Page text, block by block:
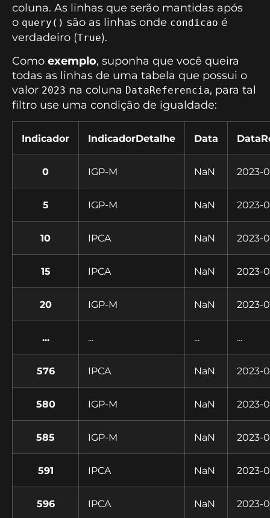
coluna. As linhas que serão mantidas após
o query() são as linhas onde condicao é
verdadeiro (True).
Como exemplo, suponha que você queira
todas as linhas de uma tabela que possui o
valor 2023 na coluna DataReferencia, para tal
filtro use uma condição de igualdade:
Indicador IndicadorDetalhe Data
0 IGP-M NaN 2023-
5 IGP-M NaN 2023-
10 IPCA NaN 2023-
15 IPCA NaN 2023-
20 IGP-M NaN 2023-
... ... ... ...
576 IPCA NaN 2023-
580 IGP-M NaN 2023-
585 IGP-M NaN 2023-
591 IPCA NaN 2023-
596 IPCA NaN 2023-